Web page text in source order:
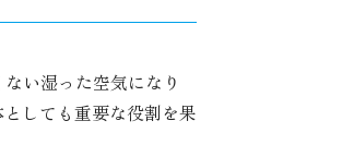
い湿った空気になり
しても重要な役割を果